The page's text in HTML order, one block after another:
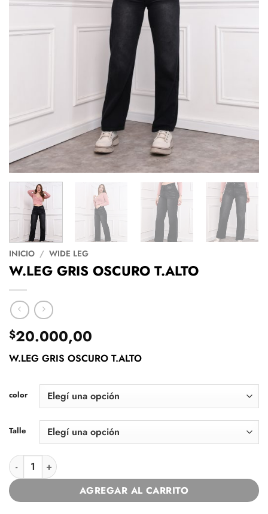
INICIO / WIDE LEG
W.LEG GRIS OSCURO T.ALTO
$20.000,00
W.LEG GRIS OSCURO T.ALTO
color
Talle
W.LEG GRIS OSCURO T.ALTO cantidad
AGREGAR AL CARRITO